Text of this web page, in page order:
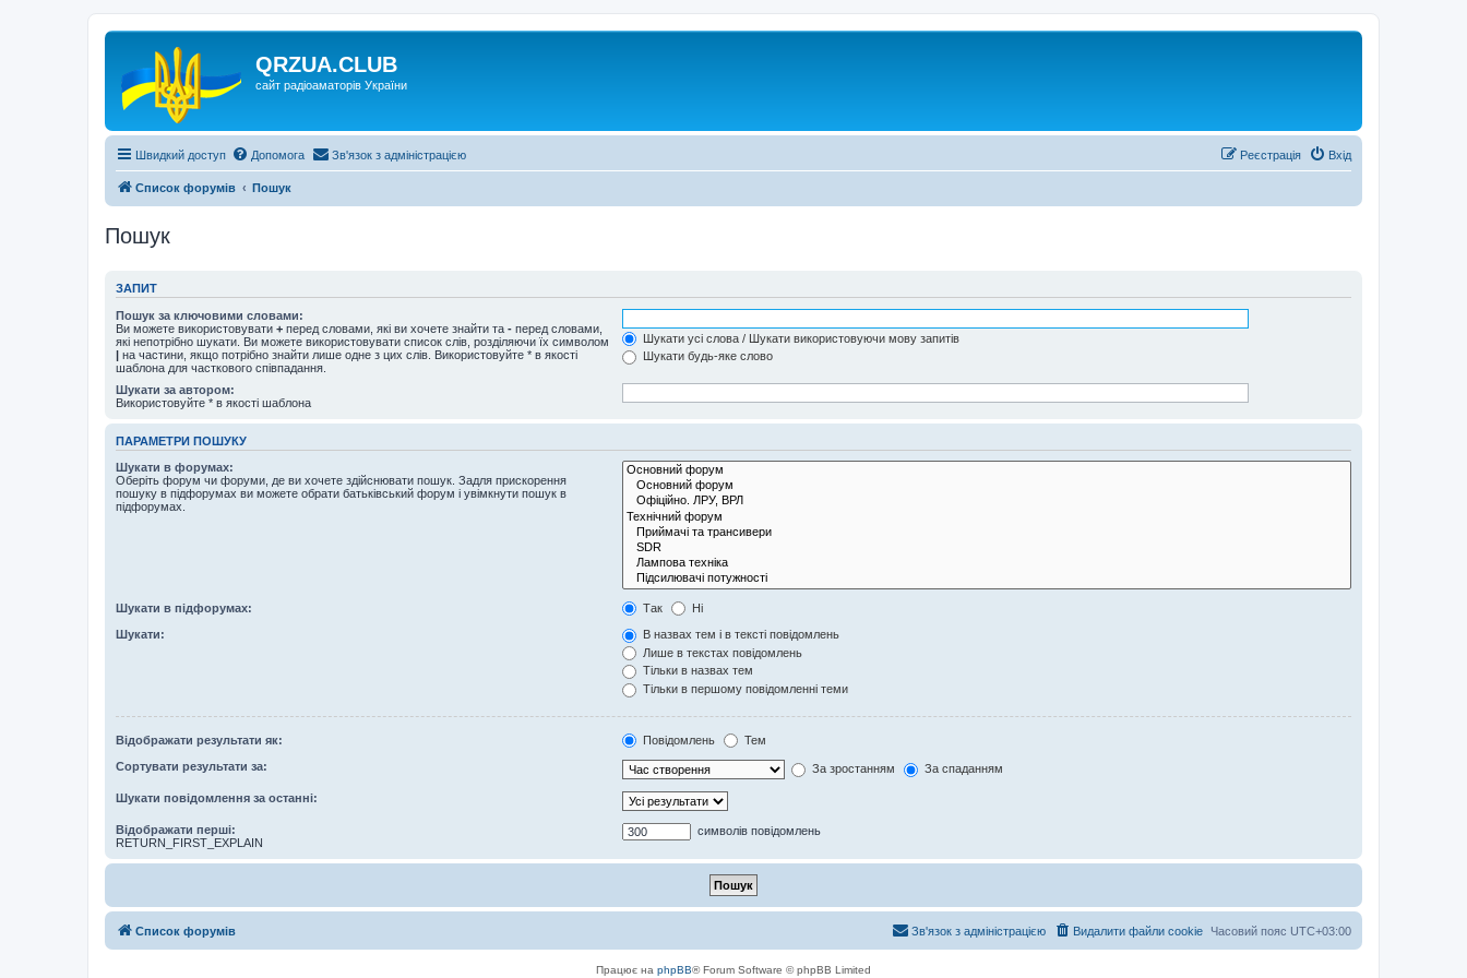
QRZUA.CLUB
сайт радіоаматорів України
Швидкий доступ Допомога Зв'язок з адміністрацією Вхід
Реєстрація
Список форумів Пошук
Пошук
ЗАПИТ
Пошук за ключовими словами:
Ви можете використовувати + перед словами, які ви хочете знайти та - перед словами,
які непотрібно шукати. Ви можете використовувати список слів, розділяючи їх символом
| на частини, якщо потрібно знайти лише одне з цих слів. Використовуйте * в якості
шаблона для часткового співпадання.
Шукати усі слова / Шукати використовуючи мову запитів
Шукати будь-яке слово
Шукати за автором:
Використовуйте * в якості шаблона
ПАРАМЕТРИ ПОШУКУ
Шукати в форумах:
Оберіть форум чи форуми, де ви хочете здійснювати пошук. Задля прискорення
пошуку в підфорумах ви можете обрати батьківський форум і увімкнути пошук в
підфорумах.
Шукати в підфорумах: Так Ні
Шукати:
В назвах тем і в тексті повідомлень
Лише в текстах повідомлень
Тільки в назвах тем
Тільки в першому повідомленні теми
Відображати результати як: Повідомлень Тем
Сортувати результати за: За зростанням За спаданням
Шукати повідомлення за останні:
Відображати перші:
RETURN_FIRST_EXPLAIN
символів повідомлень
Список форумів Часовий пояс UTC+03:00
Видалити файли cookie
Зв'язок з адміністрацією
Працює на phpBB® Forum Software © phpBB Limited